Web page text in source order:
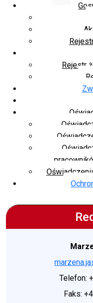
Rejestr
Telefon:
Faks: